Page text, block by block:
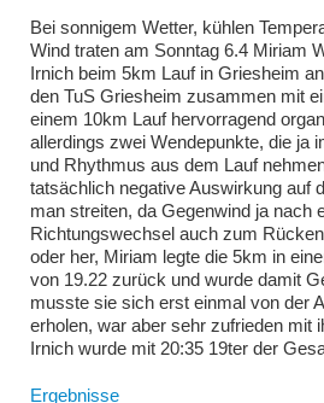
Bei sonnigem Wetter, kühlen
Wind traten am Sonntag 6.4 Miriam
Irnich beim 5km Lauf in Griesheim
den TuS Griesheim zusammen mit
einem 10km Lauf hervorragend
allerdings zwei Wendepunkte, die ja
und Rhythmus aus dem Lauf
tatsächlich negative Auswirkung auf
man streiten, da Gegenwind ja nach
Richtungswechsel auch zum
oder her, Miriam legte die 5km in
von 19.22 zurück und wurde damit
musste sie sich erst einmal von der
erholen, war aber sehr zufrieden mit
Irnich wurde mit 20:35 19ter der
Ergebnisse